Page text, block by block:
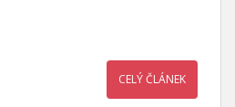
CELÝ ČLÁNEK